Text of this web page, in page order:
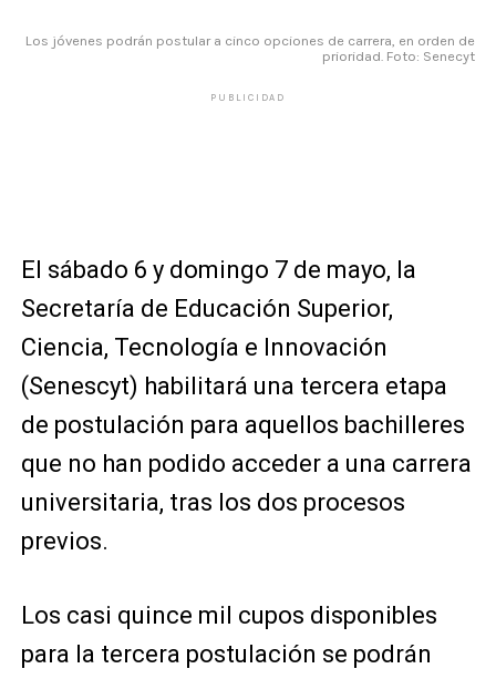
Los jóvenes podrán postular a cinco opciones de carrera, en orden de
prioridad. Foto: Senecyt
PUBLICIDAD
El sábado 6 y domingo 7 de mayo, la
Secretaría de Educación Superior,
Ciencia, Tecnología e Innovación
(Senescyt) habilitará una tercera etapa
de postulación para aquellos bachilleres
que no han podido acceder a una carrera
universitaria, tras los dos procesos
previos.
Los casi quince mil cupos disponibles
para la tercera postulación se podrán